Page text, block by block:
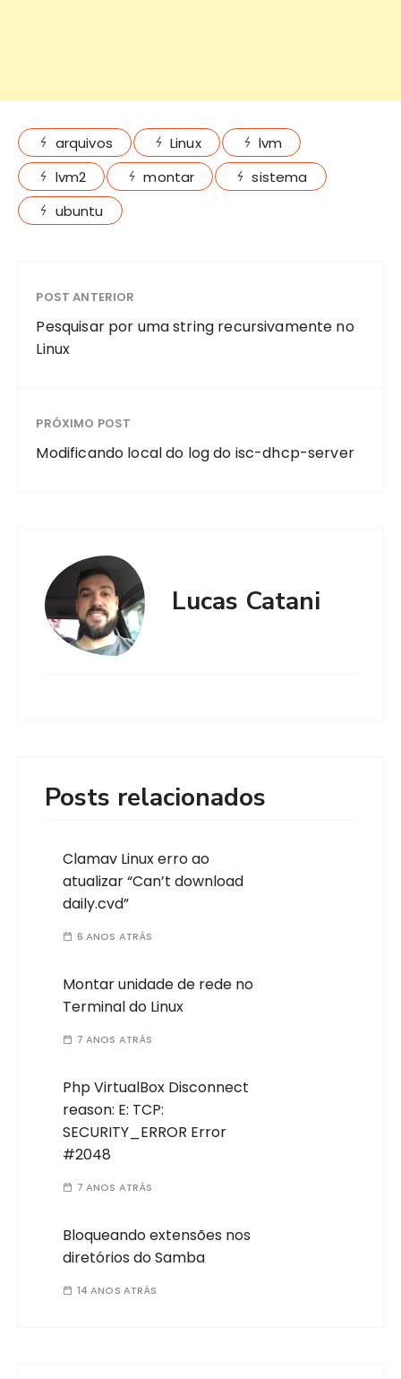
arquivos Linux
lvm
lvm2
montar
sistema
ubuntu
POST ANTERIOR
Pesquisar por uma string recursivamente no
Linux
PRÓXIMO POST
Modificando local do log do isc-dhcp-server
Lucas Catani
Posts relacionados
Clamav Linux erro ao
atualizar “Can’t download
daily.cvd”
6 ANOS ATRÁS
Montar unidade de rede no
Terminal do Linux
7 ANOS ATRÁS
Php VirtualBox Disconnect
reason: E: TCP:
SECURITY_ERROR Error
#2048
7 ANOS ATRÁS
Bloqueando extensões nos
diretórios do Samba
14 ANOS ATRÁS